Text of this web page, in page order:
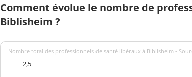
Comment évolue le nombre de
Biblisheim ?
Nombre total des professionnels de santé libéraux à Biblisheim -
2,5